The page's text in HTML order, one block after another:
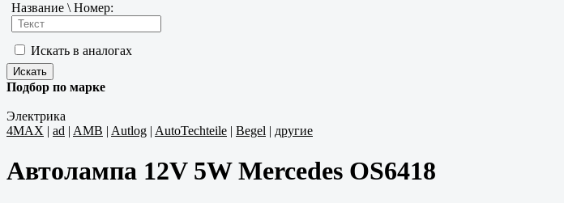
Название \ Номер:
Искать в аналогах
Подбор по марке
Электрика
4MAX | ad | AMB | Autlog | AutoTechteile | Begel | другие
Автолампа 12V 5W Mercedes OS6418